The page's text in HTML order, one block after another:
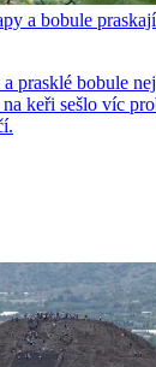
a bobule
prasklé bobule
keři sešlo víc